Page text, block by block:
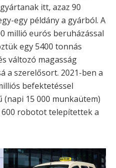
itt, azaz 90
egy példány a gyárból. A
millió eurós beruházással
egy 5400 tonnás
változó magasság
a szerelősort. 2021-ben a
befektetéssel
(napi 15 000 munkaütem)
robotot telepítettek a